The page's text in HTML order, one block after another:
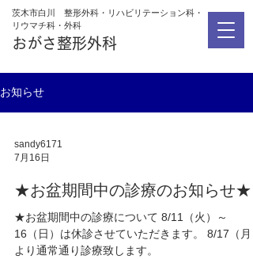
茨木市白川 整形外科・リハビリテーション科・
リウマチ科・外科
おがさ整形外科
お知らせ
sandy6171
7月16日
★お盆期間中の診療のお知らせ★
★お盆期間中の診療について 8/11（火）～
16（日）は休診させていただきます。 8/17（月
より通常通り診療致します。